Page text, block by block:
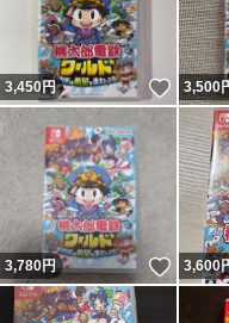
3,450円 いい
3,500
3,780円 いい
3,600